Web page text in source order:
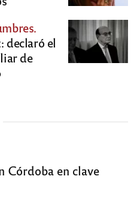
declaró el
de
Córdoba en clave